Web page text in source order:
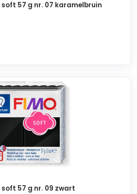
57 g nr. 07 karamelbruin
57 g nr. 09 zwart